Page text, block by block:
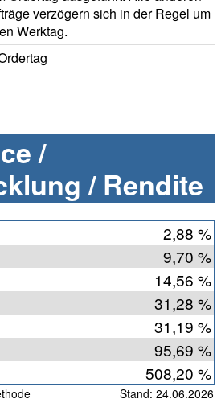
verzögern sich in der Regel um
Werktag.
/
/ Rendite
2,88 %
9,70 %
14,56 %
31,28 %
31,19 %
95,69 %
508,20 %
Stand: 24.06.2026